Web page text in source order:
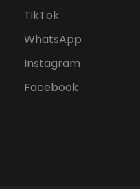
TikTok
WhatsApp
Instagram
Facebook